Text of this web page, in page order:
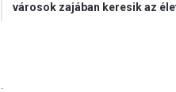
városok zajában keresik az
.